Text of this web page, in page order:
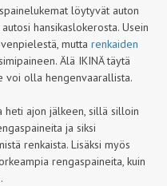
löytyvät auton
hansikaslokerosta. Usein
mutta renkaiden
Älä IKINÄ täytä
voi olla hengenvaarallista.
heti ajon jälkeen, sillä silloin
ja siksi
renkaista. Lisäksi myös
rengaspaineita, kuin